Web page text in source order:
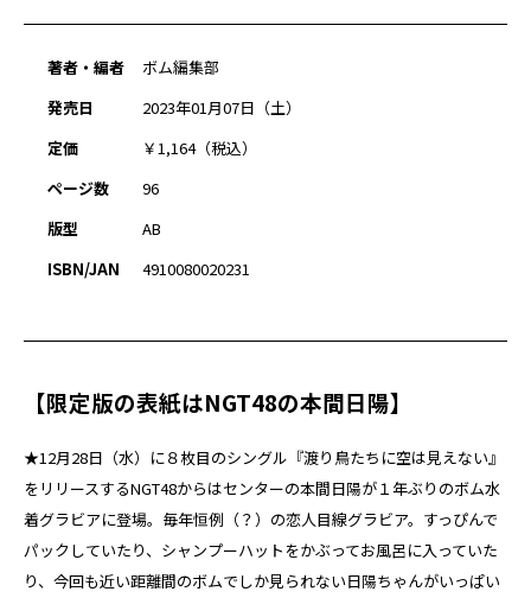
著者・編者
ボム編集部
発売日
2023年01月07日（土）
定価
￥1,164（税込）
ページ数
96
版型
AB
ISBN/JAN
4910080020231
【限定版の表紙はNGT48の本間日陽】
★12月28日（水）に８枚目のシングル『渡り鳥たちに空は見えない』
をリリースするNGT48からはセンターの本間日陽が１年ぶりのボム水
着グラビアに登場。毎年恒例（？）の恋人目線グラビア。すっぴんで
パックしていたり、シャンプーハットをかぶってお風呂に入っていた
り、今回も近い距離間のボムでしか見られない日陽ちゃんがいっぱい